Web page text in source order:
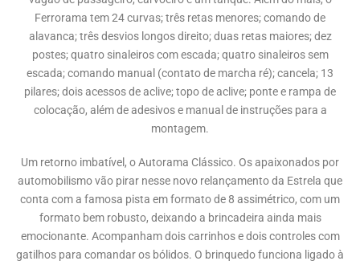
Ferrorama tem 24 curvas; três retas menores; comando de
alavanca; três desvios longos direito; duas retas maiores; dez
postes; quatro sinaleiros com escada; quatro sinaleiros sem
escada; comando manual (contato de marcha ré); cancela; 13
pilares; dois acessos de aclive; topo de aclive; ponte e rampa de
colocação, além de adesivos e manual de instruções para a
montagem.
Um retorno imbatível, o Autorama Clássico. Os apaixonados por
automobilismo vão pirar nesse novo relançamento da Estrela que
conta com a famosa pista em formato de 8 assimétrico, com um
formato bem robusto, deixando a brincadeira ainda mais
emocionante. Acompanham dois carrinhos e dois controles com
gatilhos para comandar os bólidos. O brinquedo funciona ligado à